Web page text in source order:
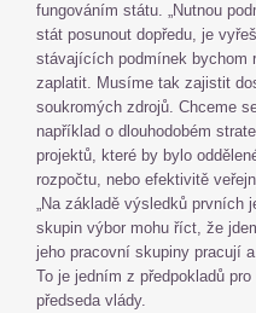
fungováním státu. „Nutnou
stát posunout dopředu, je
stávajících podmínek bychom
zaplatit. Musíme tak zajistit
soukromých zdrojů. Chceme
například o dlouhodobém
projektů, které by bylo
rozpočtu, nebo efektivitě
„Na základě výsledků prvních
skupin výbor mohu říct, že
jeho pracovní skupiny pracují
To je jedním z předpokladů
předseda vlády.